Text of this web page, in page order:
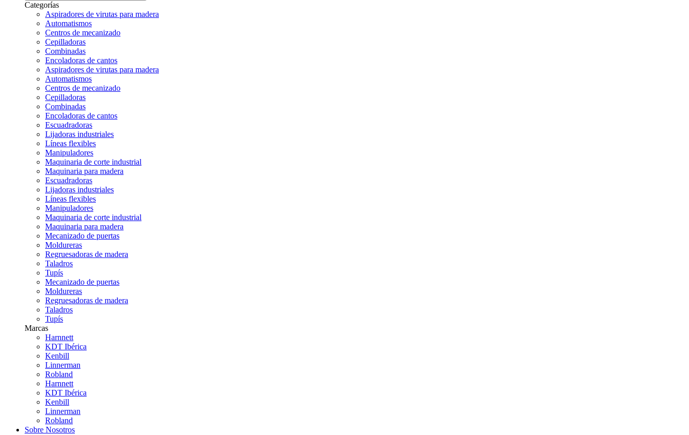
Categorías
Aspiradores de virutas para madera
Automatismos
Centros de mecanizado
Cepilladoras
Combinadas
Encoladoras de cantos
Aspiradores de virutas para madera
Automatismos
Centros de mecanizado
Cepilladoras
Combinadas
Encoladoras de cantos
Escuadradoras
Lijadoras industriales
Líneas flexibles
Manipuladores
Maquinaria de corte industrial
Maquinaria para madera
Escuadradoras
Lijadoras industriales
Líneas flexibles
Manipuladores
Maquinaria de corte industrial
Maquinaria para madera
Mecanizado de puertas
Moldureras
Regruesadoras de madera
Taladros
Tupís
Mecanizado de puertas
Moldureras
Regruesadoras de madera
Taladros
Tupís
Marcas
Harnnett
KDT Ibérica
Kenbill
Linnerman
Robland
Harnnett
KDT Ibérica
Kenbill
Linnerman
Robland
Sobre Nosotros